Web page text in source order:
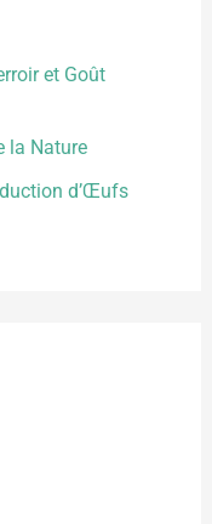
et Goût
la Nature
d’Œufs